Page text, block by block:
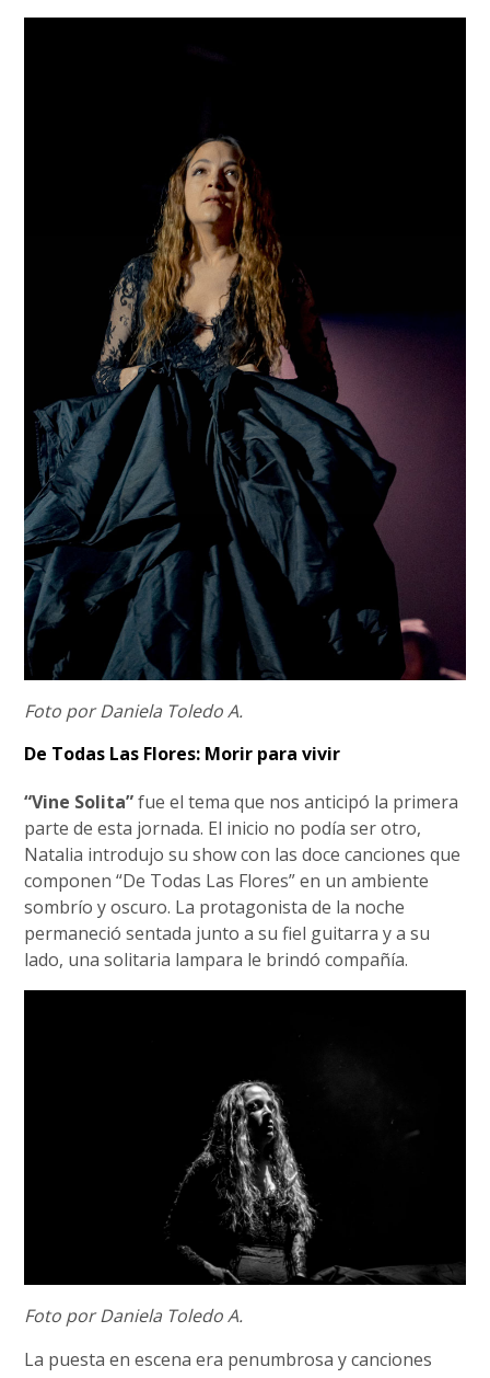
Foto por Daniela Toledo A.
De Todas Las Flores: Morir para vivir
“Vine Solita”fue el tema que nos anticipó la primera
parte de esta jornada. El inicio no podía ser otro,
Natalia introdujo su show con las doce canciones que
componen “De Todas Las Flores” en un ambiente
sombrío y oscuro. La protagonista de la noche
permaneció sentada junto a su fiel guitarra y a su
lado, una solitaria lampara le brindó compañía.
Foto por Daniela Toledo A.
La puesta en escena era penumbrosa y canciones